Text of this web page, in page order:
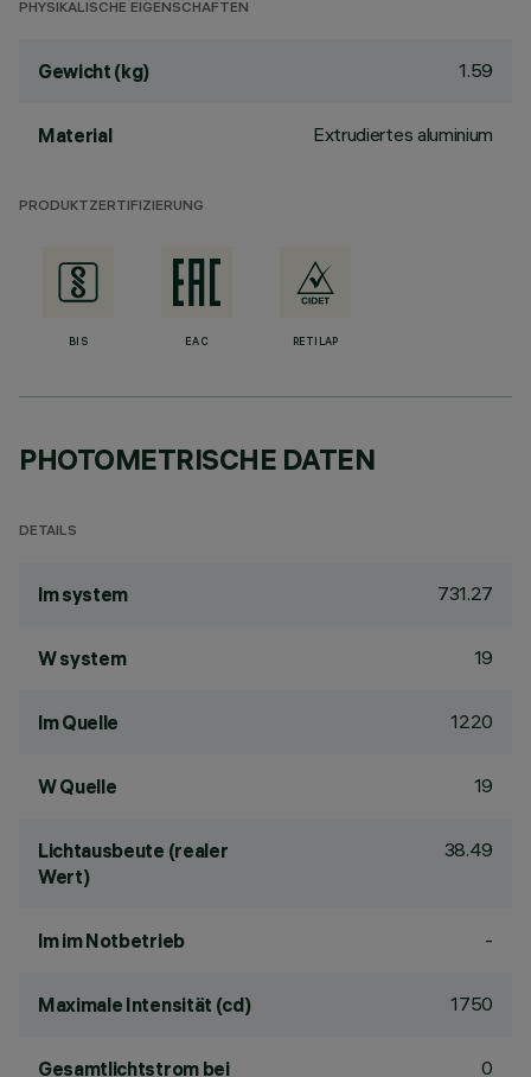
PHYSIKALISCHE EIGENSCHAFTEN
Gewicht (kg) 1.59
Material Extrudiertes aluminium
PRODUKTZERTIFIZIERUNG
BIS EAC RETILAP
PHOTOMETRISCHE DATEN
DETAILS
lm system 731.27
W system 19
lm Quelle 1220
W Quelle 19
Lichtausbeute (realer
Wert)
38.49
lm im Notbetrieb -
Maximale Intensität (cd) 1750
Gesamtlichtstrom bei 0